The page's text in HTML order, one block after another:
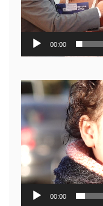
00:00
Reproductor
de
video
00:00